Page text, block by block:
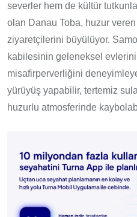
severler hem de kültür
olan Danau Toba, huzur
ziyaretçilerini büyülüyor.
kabilesinin geleneksel evlerini
misafirperverliğini
yürüyüş yapabilir, tertemiz
huzurlu atmosferinde